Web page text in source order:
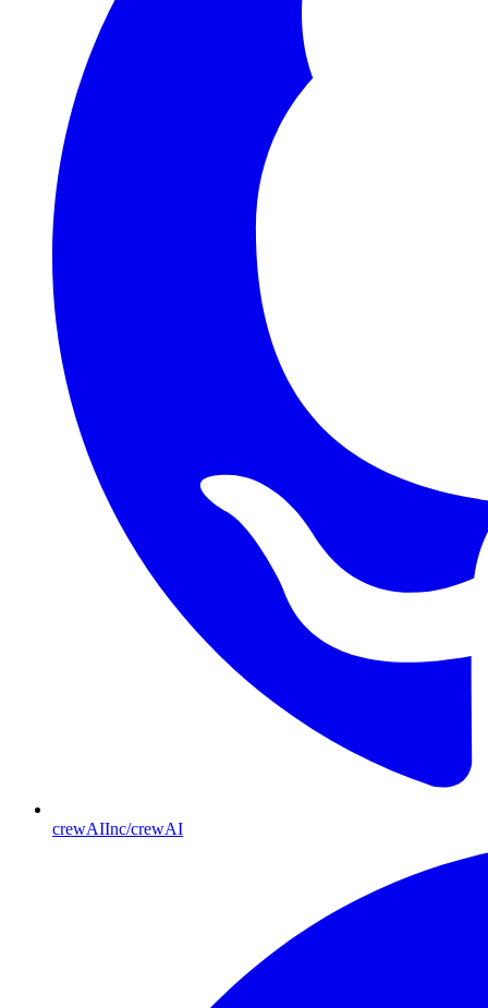
crewAIInc/crewAI